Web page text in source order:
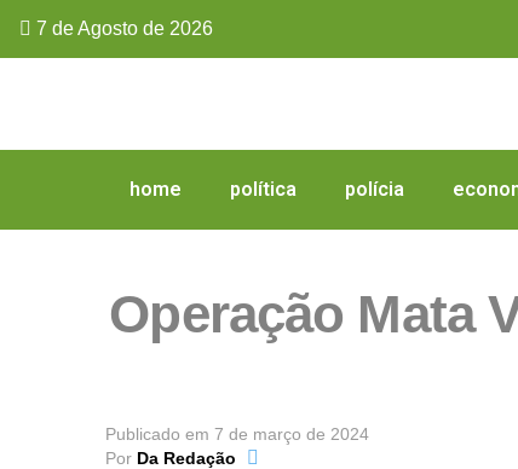
7 de Agosto de 2026
home política polícia
Operação Mata
Publicado em 7 de março de 2024
Por Da Redação